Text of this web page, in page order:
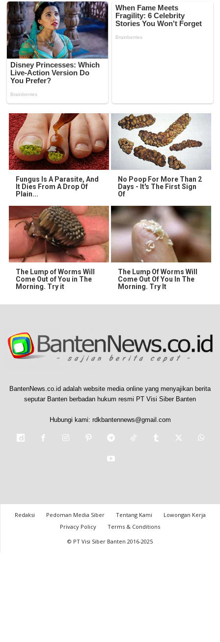
Fungus Is A Parasite, And
It Dies From A Drop Of
Plain...
No Poop For More Than 2
Days - It's The First Sign
Of
The Lump of Worms Will
Come Out of You in The
Morning. Try it
The Lump Of Worms Will
Come Out Of You In The
Morning. Try It
BantenNews.co.id adalah website media online yang menyajikan berita
seputar Banten berbadan hukum resmi PT Visi Siber Banten
Hubungi kami: rdkbantennews@gmail.com
Redaksi Pedoman Media Siber Tentang Kami
Lowongan Kerja
Privacy Policy
Terms & Conditions
© PT Visi Siber Banten 2016-2025